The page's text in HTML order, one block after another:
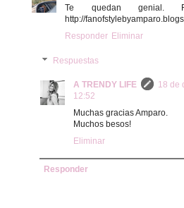
Te quedan genial.
http://
Responder Eliminar
Respuestas
A TRENDY LIFE
18 de
12:52
Muchas gracias Amparo.
Muchos besos!
Eliminar
Responder